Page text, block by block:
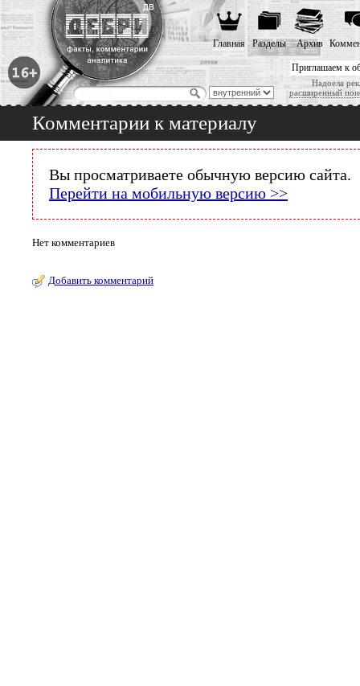
Приглашаем к
Надоела
расширенный
Главная Разделы Архив
Комментарии к материалу
Вы просматриваете обычную версию сайта.
Перейти на мобильную версию >>
Нет комментариев
Добавить комментарий